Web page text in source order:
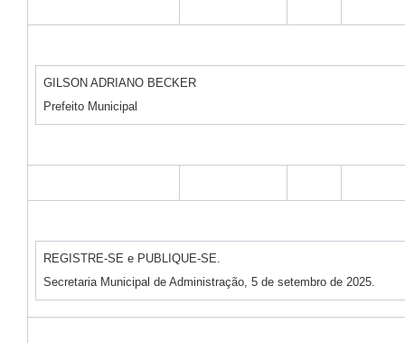
GILSON ADRIANO BECKER
Prefeito Municipal
REGISTRE-SE e PUBLIQUE-SE.
Secretaria Municipal de Administração, 5 de setembro de 2025.